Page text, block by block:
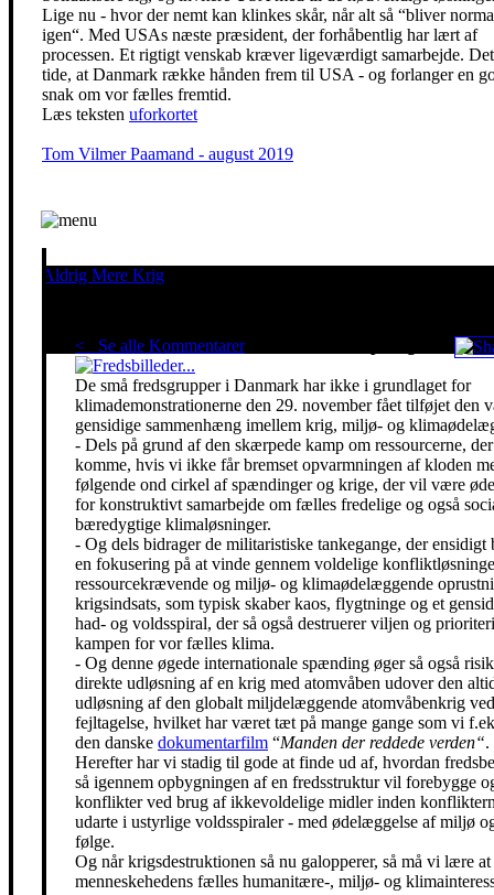
Lige nu - hvor der nemt kan klinkes skår, når alt så “bliver
igen“. Med USAs næste præsident, der forhåbentlig har lært af
processen. Et rigtigt venskab kræver ligeværdigt samarbejde.
tide, at Danmark række hånden frem til USA - og forlanger en
snak om vor fælles fremtid.
Læs teksten uforkortet
Tom Vilmer Paamand - august 2019
Aldrig Mere Krig
< Se alle KommentarerRed klimaet - stop krigen!
De små fredsgrupper i Danmark har ikke i grundlaget for
klimademonstrationerne den 29. november fået tilføjet den
gensidige sammenhæng imellem krig, miljø- og
- Dels på grund af den skærpede kamp om ressourcerne,
komme, hvis vi ikke får bremset opvarmningen af kloden
følgende ond cirkel af spændinger og krige, der vil være
for konstruktivt samarbejde om fælles fredelige og også
bæredygtige klimaløsninger.
- Og dels bidrager de militaristiske tankegange, der ensidigt
en fokusering på at vinde gennem voldelige
ressourcekrævende og miljø- og klimaødelæggende
krigsindsats, som typisk skaber kaos, flygtninge og et
had- og voldsspiral, der så også destruerer viljen og
kampen for vor fælles klima.
- Og denne øgede internationale spænding øger så også
direkte udløsning af en krig med atomvåben udover den
udløsning af den globalt miljdelæggende atomvåbenkrig
fejltagelse, hvilket har været tæt på mange gange som vi
den danske dokumentarfilm “Manden der reddede verden“.
Herefter har vi stadig til gode at finde ud af, hvordan
så igennem opbygningen af en fredsstruktur vil forebygge
konflikter ved brug af ikkevoldelige midler inden
udarte i ustyrlige voldsspiraler - med ødelæggelse af miljø
følge.
Og når krigsdestruktionen så nu galopperer, så må vi lære
menneskehedens fælles humanitære-, miljø- og